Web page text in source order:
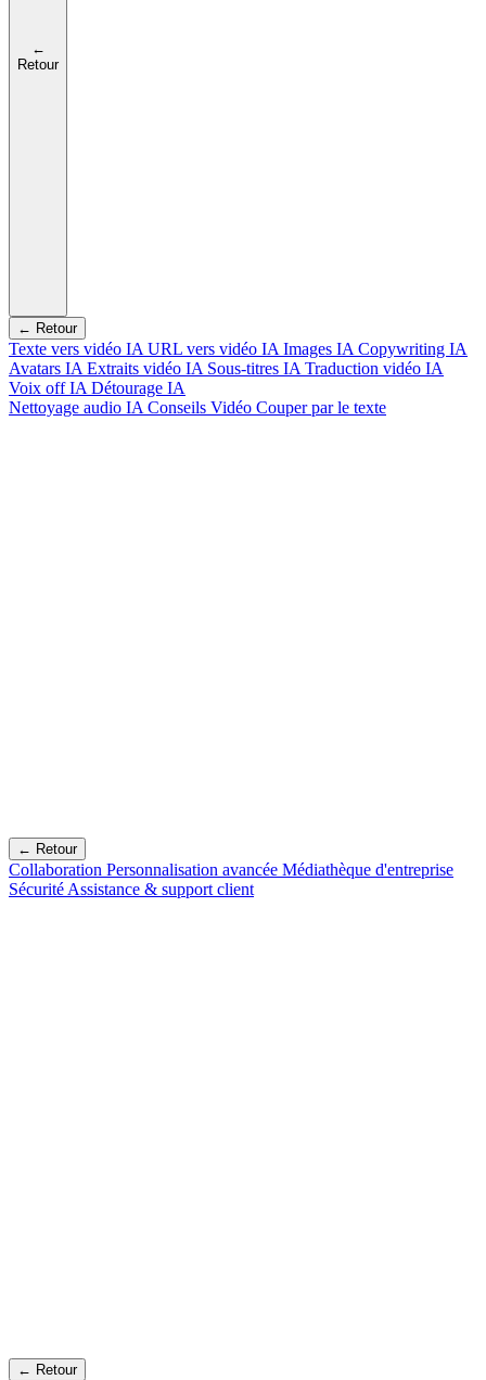
←
Retour
← Retour
Texte vers vidéo IA URL vers vidéo IA Images IA Copywriting IA
Avatars IA Extraits vidéo IA Sous-titres IA Traduction vidéo IA
Voix off IA Détourage IA
Nettoyage audio IA Conseils Vidéo Couper par le texte
← Retour
Collaboration Personnalisation avancée Médiathèque d'entreprise
Sécurité Assistance & support client
← Retour